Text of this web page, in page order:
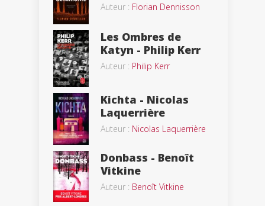
Auteur : Florian Dennisson
Les Ombres de
Katyn - Philip Kerr
Auteur : Philip Kerr
Kichta - Nicolas
Laquerrière
Auteur : Nicolas Laquerrière
Donbass - Benoît
Vitkine
Auteur : Benoît Vitkine